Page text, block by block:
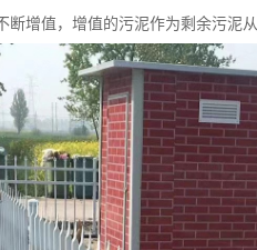
断增值，增值的污泥作为剩余污泥